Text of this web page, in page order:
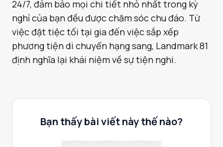
24/7, đảm bảo mọi chi tiết nhỏ nhất trong kỳ
nghỉ của bạn đều được chăm sóc chu đáo. Từ
việc đặt tiệc tối tại gia đến việc sắp xếp
phương tiện di chuyển hạng sang, Landmark 81
định nghĩa lại khái niệm về sự tiện nghi.
Bạn thấy bài viết này thế nào?